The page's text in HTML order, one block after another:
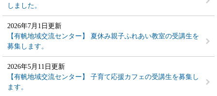
しました。
2026年7月1日更新
【有帆地域交流センター】 夏休み親子ふれあい教室の受講生を
募集します。
2026年5月11日更新
【有帆地域交流センター】 子育て応援カフェの受講生を募集し
ます。